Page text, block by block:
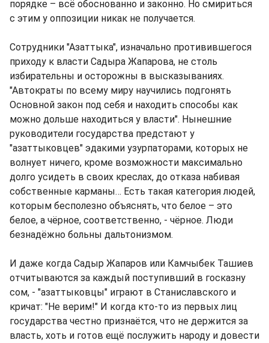
порядке – всё обоснованно и законно. Но смириться
с этим у оппозиции никак не получается.
Сотрудники "Азаттыка", изначально противившегося
приходу к власти Садыра Жапарова, не столь
избирательны и осторожны в высказываниях.
"Автократы по всему миру научились подгонять
Основной закон под себя и находить способы как
можно дольше находиться у власти". Нынешние
руководители государства предстают у
"азаттыковцев" эдакими узурпаторами, которых не
волнует ничего, кроме возможности максимально
долго усидеть в своих креслах, до отказа набивая
собственные карманы… Есть такая категория людей,
которым бесполезно объяснять, что белое – это
белое, а чёрное, соответственно, - чёрное. Люди
безнадёжно больны дальтонизмом.
И даже когда Садыр Жапаров или Камчыбек Ташиев
отчитываются за каждый поступивший в госказну
сом, - "азаттыковцы" играют в Станиславского и
кричат: "Не верим!" И когда кто-то из первых лиц
государства честно признаётся, что не держится за
власть, хоть и готов ещё послужить народу и довести